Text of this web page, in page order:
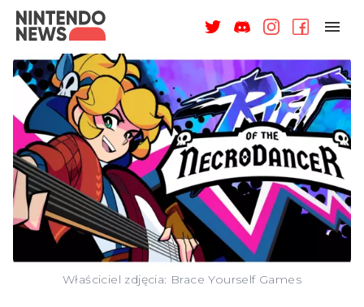
NAGRODY
NEWSY
RECENZJE
ARTYKUŁY
WSPARCIE
Właściciel zdjęcia: Brace Yourself Games